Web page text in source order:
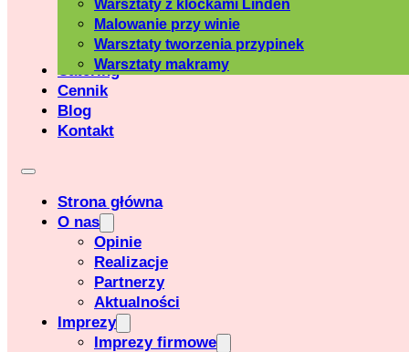
Warsztaty z klockami Linden
Malowanie przy winie
Warsztaty tworzenia przypinek
Warsztaty makramy
Catering
Cennik
Blog
Kontakt
Strona główna
O nas
Opinie
Realizacje
Partnerzy
Aktualności
Imprezy
Imprezy firmowe